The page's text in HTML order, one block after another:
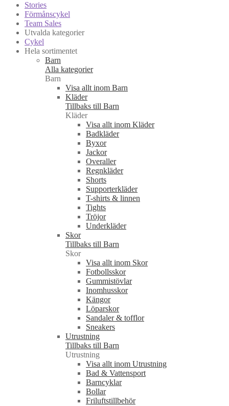
Stories
Förmånscykel
Team Sales
Utvalda kategorier
Cykel
Hela sortimentet
Barn
Alla kategorier
Barn
Visa allt inom Barn
Kläder
Tillbaks till Barn
Kläder
Visa allt inom Kläder
Badkläder
Byxor
Jackor
Overaller
Regnkläder
Shorts
Supporterkläder
T-shirts & linnen
Tights
Tröjor
Underkläder
Skor
Tillbaks till Barn
Skor
Visa allt inom Skor
Fotbollsskor
Gummistövlar
Inomhusskor
Kängor
Löparskor
Sandaler & tofflor
Sneakers
Utrustning
Tillbaks till Barn
Utrustning
Visa allt inom Utrustning
Bad & Vattensport
Barncyklar
Bollar
Friluftstillbehör